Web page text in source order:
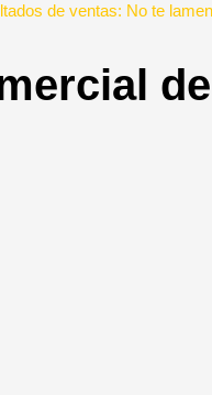
de ventas: No te